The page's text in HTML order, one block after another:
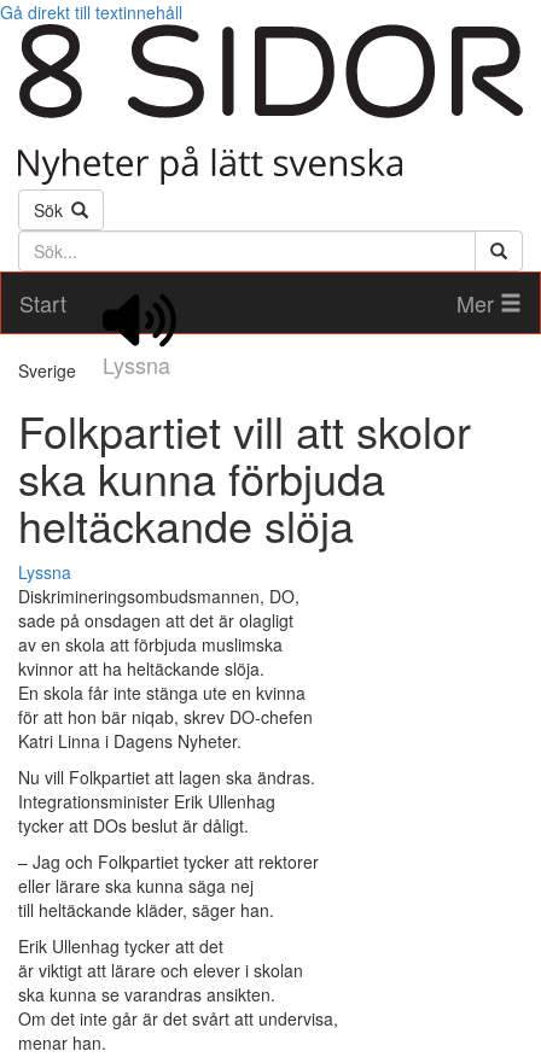
Gå direkt till textinnehåll
Sök
Söktext
Start
Lyssna
Mer
Sverige
Folkpartiet vill att skolor
ska kunna förbjuda
heltäckande slöja
Lyssna
Diskrimineringsombudsmannen, DO,
sade på onsdagen att det är olagligt
av en skola att förbjuda muslimska
kvinnor att ha heltäckande slöja.
En skola får inte stänga ute en kvinna
för att hon bär niqab, skrev DO-chefen
Katri Linna i Dagens Nyheter.
Nu vill Folkpartiet att lagen ska ändras.
Integrationsminister Erik Ullenhag
tycker att DOs beslut är dåligt.
– Jag och Folkpartiet tycker att rektorer
eller lärare ska kunna säga nej
till heltäckande kläder, säger han.
Erik Ullenhag tycker att det
är viktigt att lärare och elever i skolan
ska kunna se varandras ansikten.
Om det inte går är det svårt att undervisa,
menar han.